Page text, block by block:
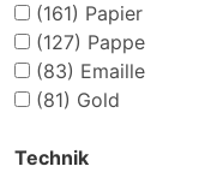
(161) Papier
(127) Pappe
(83) Emaille
(81) Gold
Technik